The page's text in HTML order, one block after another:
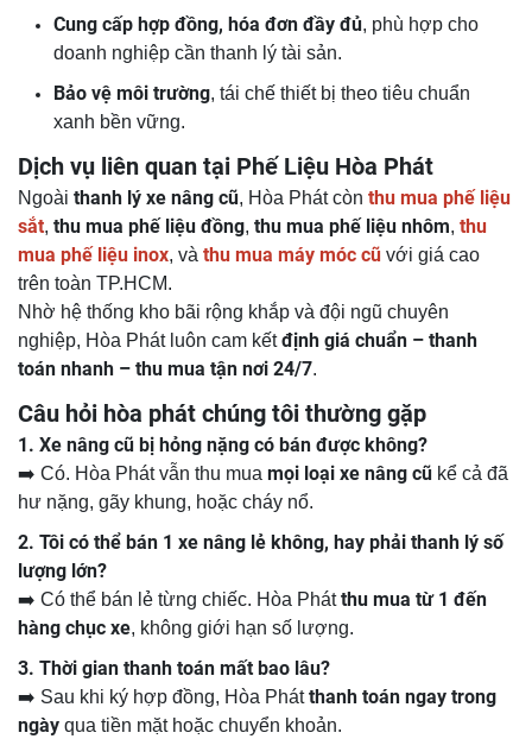
Cung cấp hợp đồng, hóa đơn đầy đủ, phù hợp cho
doanh nghiệp cần thanh lý tài sản.
Bảo vệ môi trường, tái chế thiết bị theo tiêu chuẩn
xanh bền vững.
Dịch vụ liên quan tại Phế Liệu Hòa Phát
Ngoài thanh lý xe nâng cũ, Hòa Phát còn thu mua phế liệu
sắt, thu mua phế liệu đồng, thu mua phế liệu nhôm, thu
mua phế liệu inox, và thu mua máy móc cũ với giá cao
trên toàn TP.HCM.
Nhờ hệ thống kho bãi rộng khắp và đội ngũ chuyên
nghiệp, Hòa Phát luôn cam kếtđịnh giá chuẩn – thanh
toán nhanh – thu mua tận nơi 24/7.
Câu hỏi hòa phát chúng tôi thường gặp
1. Xe nâng cũ bị hỏng nặng có bán được không?
➡️ Có. Hòa Phát vẫn thu mua mọi loại xe nâng cũ kể cả đã
hư nặng, gãy khung, hoặc cháy nổ.
2. Tôi có thể bán 1 xe nâng lẻ không, hay phải thanh lý số
lượng lớn?
➡️ Có thể bán lẻ từng chiếc. Hòa Phátthu mua từ 1 đến
hàng chục xe, không giới hạn số lượng.
3. Thời gian thanh toán mất bao lâu?
➡️ Sau khi ký hợp đồng, Hòa Phátthanh toán ngay trong
ngày qua tiền mặt hoặc chuyển khoản.